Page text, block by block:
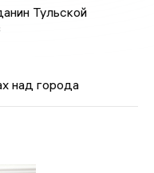
Тульской
над города